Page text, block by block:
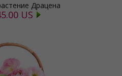
Драцена
US